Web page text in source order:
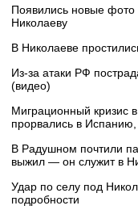
Появились новые фото
Николаеву
В Николаеве
Из-за атаки РФ
(видео)
Миграционный кризис
прорвались в Испанию,
В Радушном почтили
выжил — он служит в
Удар по селу под
подробности